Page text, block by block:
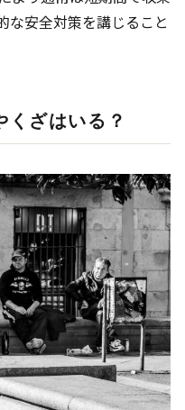
な安全対策を講じること
くざはいる？